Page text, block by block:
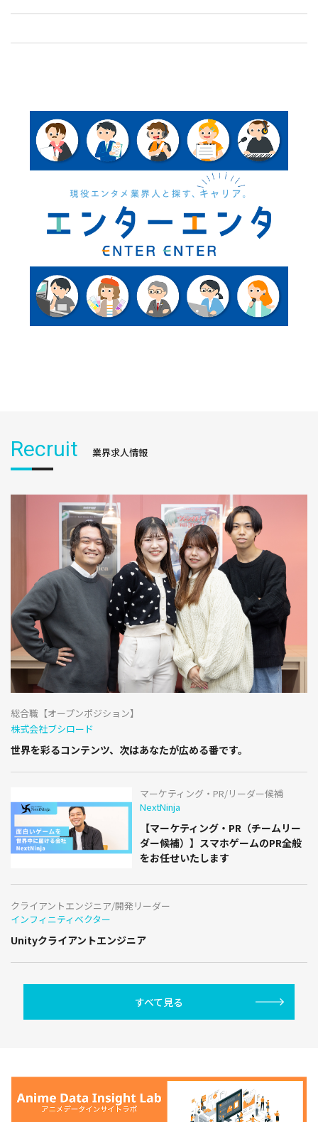
Recruit 業界求人情報
総合職【オープンポジション】
株式会社ブシロード
世界を彩るコンテンツ、次はあなたが広める番です。
マーケティング・PR/リーダー候補
NextNinja
【マーケティング・PR（チームリー
ダー候補）】スマホゲームのPR全般
をお任せいたします
クライアントエンジニア/開発リーダー
インフィニティベクター
Unityクライアントエンジニア
すべて見る